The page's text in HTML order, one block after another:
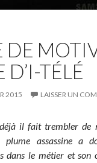
DE
D’I-TÉLÉ
2015 LAISSER UN
il fait trembler de
plume assassine a
dans le métier et son